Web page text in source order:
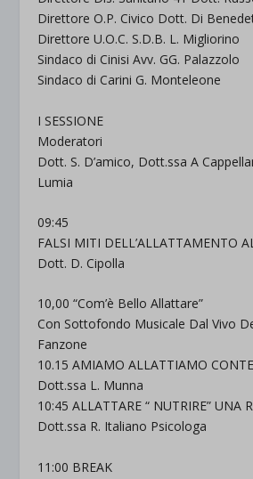
Direttore O.P. Civico Dott. Di
Direttore U.O.C. S.D.B. L. Migliorino
Sindaco di Cinisi Avv. GG. Palazzolo
Sindaco di Carini G. Monteleone
I SESSIONE
Moderatori
Dott. S. D’amico, Dott.ssa A
Lumia
09:45
FALSI MITI DELL’ALLATTAMENTO
Dott. D. Cipolla
10,00 “Com’è Bello Allattare”
Con Sottofondo Musicale Dal Vivo
Fanzone
10.15 AMIAMO ALLATTIAMO
Dott.ssa L. Munna
10:45 ALLATTARE “ NUTRIRE” UNA
Dott.ssa R. Italiano Psicologa
11:00 BREAK